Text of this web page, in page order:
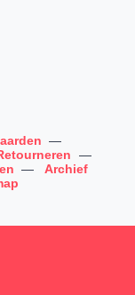
—
—
—
Archief